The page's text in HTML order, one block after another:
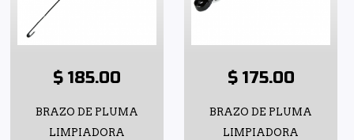
$ 185.00
BRAZO DE PLUMA
LIMPIADORA
$ 175.00
BRAZO DE PLUMA
LIMPIADORA